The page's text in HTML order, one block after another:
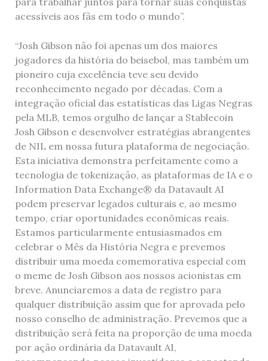
acessíveis aos fãs em todo o mundo”.
“Josh Gibson não foi apenas um dos maiores
jogadores da história do beisebol, mas também um
pioneiro cuja excelência teve seu devido
reconhecimento negado por décadas. Com a
integração oficial das estatísticas das Ligas Negras
pela MLB, temos orgulho de lançar a Stablecoin
Josh Gibson e desenvolver estratégias abrangentes
de NIL em nossa futura plataforma de negociação.
Esta iniciativa demonstra perfeitamente como a
tecnologia de tokenização, as plataformas de IA e o
Information Data Exchange® da Datavault AI
podem preservar legados culturais e, ao mesmo
tempo, criar oportunidades econômicas reais.
Estamos particularmente entusiasmados em
celebrar o Mês da História Negra e prevemos
distribuir uma moeda comemorativa especial com
o meme de Josh Gibson aos nossos acionistas em
breve. Anunciaremos a data de registro para
qualquer distribuição assim que for aprovada pelo
nosso conselho de administração. Prevemos que a
distribuição será feita na proporção de uma moeda
por ação ordinária da Datavault AI,